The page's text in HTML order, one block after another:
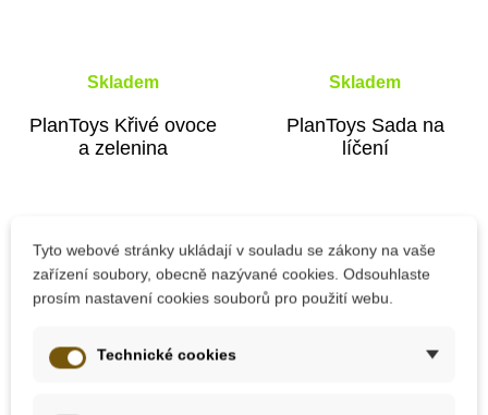
Skladem
PlanToys Křivé ovoce
a zelenina
Přidat do košíku
Skladem
PlanToys Sada na
líčení
Přidat do košíku
-10% -10%
Tyto webové stránky ukládají v souladu se zákony na vaše
zařízení soubory, obecně nazývané cookies. Odsouhlaste
prosím nastavení cookies souborů pro použití webu.
Technické cookies